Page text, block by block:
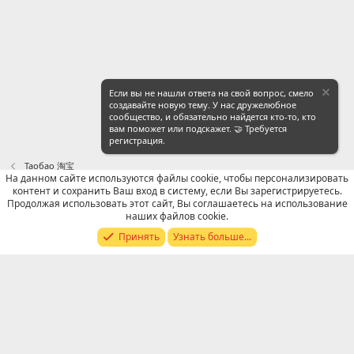
Таобао 淘宝
Russian (RU)
Условия и правила
Политика конфиденциальности
Помощь
R
S
Если вы не нашли ответа на свой вопрос, смело
создавайте новую тему. У нас дружелюбное
сообщество, и обязательно найдется кто-то, кто
вам поможет или подскажет. 🤝 Требуется
регистрация.
На данном сайте используются файлы cookie, чтобы персонализировать
контент и сохранить Ваш вход в систему, если Вы зарегистрируетесь.
Продолжая использовать этот сайт, Вы соглашаетесь на использование
наших файлов cookie.
Принять
Узнать больше...